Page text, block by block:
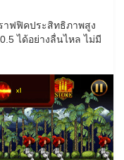
าฟฟิคประสิทธิภาพสูง
ได้อย่างลื่นไหล ไม่มี